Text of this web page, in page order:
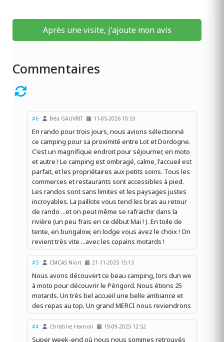
Après une visite, j'ajoute mon avis
Commentaires
#6 Béa GAUVRIT 11-05-2026 10:53
En rando pour trois jours, nous avions sélectionné
ce camping pour sa proximité entre Lot et Dordogne.
C'est un magnifique endroit pour séjourner, en moto
et autre ! Le camping est ombragé, calme, l'accueil est
parfait, et les propriétaires aux petits soins. Tous les
commerces et restaurants sont accessibles à pied.
Les randos sont sans limites et les paysages justes
incroyables. La paillote vous tend les bras au retour
de rando ...et on peut même se rafraichir dans la
rivière (un peu frais en ce début Mai ! ). En toile de
tente, en bungalow, en lodge vous avez le choix ! On
revient très vite ...avec les copains motards !
#5 CMCAS Niort 21-11-2025 15:13
Nous avons découvert ce beau camping, lors dun we
à moto pour découvrir le Périgord. Nous étions 25
motards. Un très bel accueil une belle ambiance et
des repas au top. Un grand MERCI nous reviendrons
#4 Christine Hamon 19-09-2025 12:52
Super week-end où nous nous sommes retrouvés